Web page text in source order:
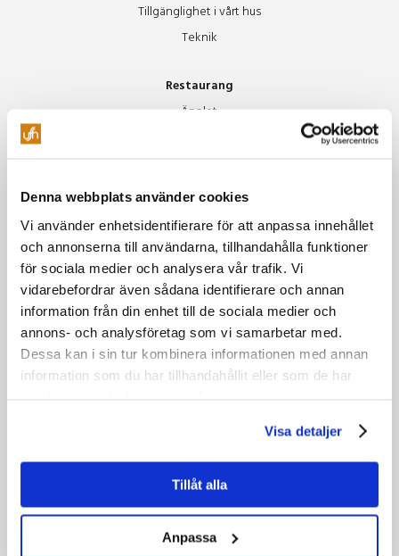
Denna webbplats använder cookies
Vi använder enhetsidentifierare för att anpassa innehållet
och annonserna till användarna, tillhandahålla funktioner
för sociala medier och analysera vår trafik. Vi
vidarebefordrar även sådana identifierare och annan
information från din enhet till de sociala medier och
annons- och analysföretag som vi samarbetar med.
Dessa kan i sin tur kombinera informationen med annan
information som du har tillhandahållit eller som de har
Visa detaljer
Tillåt alla
Anpassa
Tillgänglighet i vårt hus
Teknik
Restaurang
Äpplet
Vinluncher
Beer Club
Soul Train
Miljö
Vår miljöpolicy
Gröna möten
Grönare mat & boende
Om oss
Styrelsen
Guldäpplet
Stipendium